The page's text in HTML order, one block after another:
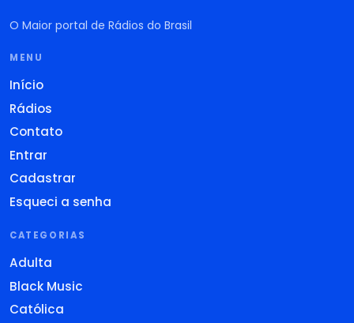
O Maior portal de Rádios do Brasil
MENU
Início
Rádios
Contato
Entrar
Cadastrar
Esqueci a senha
CATEGORIAS
Adulta
Black Music
Católica